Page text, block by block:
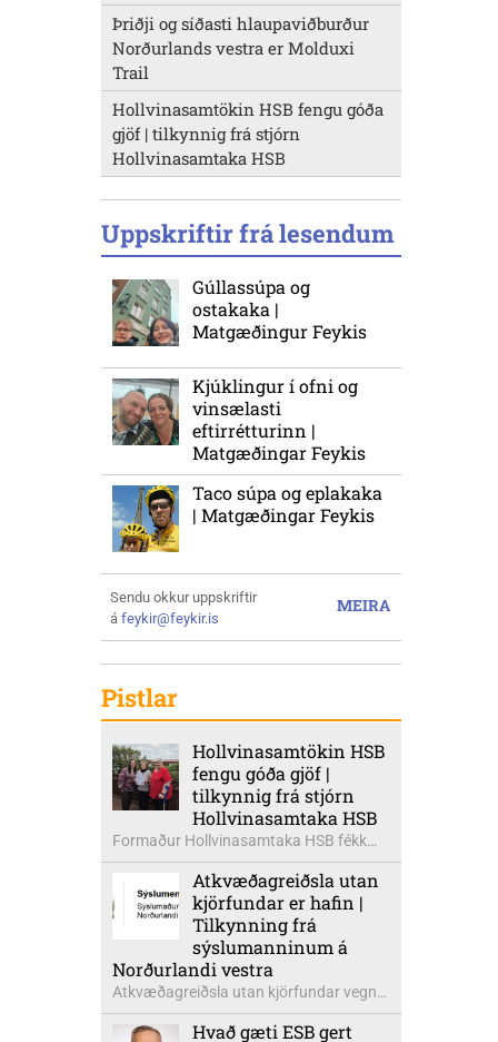
Þriðji og síðasti hlaupaviðburður
Norðurlands vestra er Molduxi
Trail
Hollvinasamtökin HSB fengu góða
gjöf | tilkynnig frá stjórn
Hollvinasamtaka HSB
Uppskriftir frá lesendum
Gúllassúpa og
ostakaka |
Matgæðingur Feykis
Kjúklingur í ofni og
vinsælasti
eftirrétturinn |
Matgæðingar Feykis
Taco súpa og eplakaka
| Matgæðingar Feykis
MEIRA
Sendu okkur uppskriftir
á feykir@feykir.is
Pistlar
Hollvinasamtökin HSB
fengu góða gjöf |
tilkynnig frá stjórn
Hollvinasamtaka HSB
Formaður Hollvinasamtaka HSB fékk
heldur betur góða heimsók þann 5.
ágúst síðastliðinn. Þarna voru mættar
þær Ingibjörg á Auðólfsstöðum
formaður Kvenfélags
Bólstaðarhlíðarhrepps og Guðrún á
Auðkúlu formaður Kvenfélags
Svínavatnshrepps. Afhentu þær
Sigurlaugu Þóru gjafabréf að upphæð
Atkvæðagreiðsla utan
kjörfundar er hafin |
Tilkynning frá
sýslumanninum á
Norðurlandi vestra
Atkvæðagreiðsla utan kjörfundar vegna
þjóðaratkvæðagreiðslu um
aðildarviðræður við ESB er hafin. Greiða
Hvað gæti ESB gert